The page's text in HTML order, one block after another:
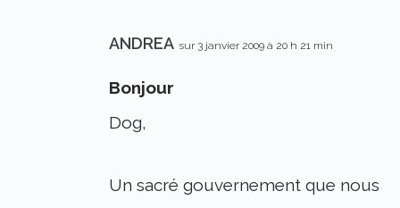
ANDREA sur 3 janvier 2009 à 20 h 21 min
Bonjour
Dog,
Un sacré gouvernement que nous